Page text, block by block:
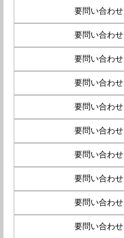
要問い合わせ
要問い合わせ
要問い合わせ
要問い合わせ
要問い合わせ
要問い合わせ
要問い合わせ
要問い合わせ
要問い合わせ
要問い合わせ